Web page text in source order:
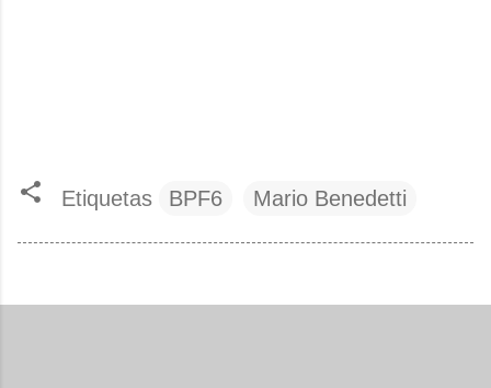
Etiquetas BPF6 Mario Benedetti